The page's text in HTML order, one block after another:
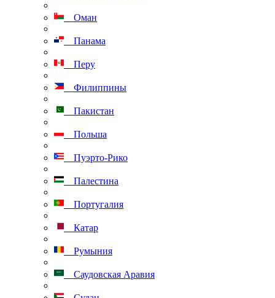
Оман
Панама
Перу
Филиппины
Пакистан
Польша
Пуэрто-Рико
Палестина
Португалия
Катар
Румыния
Саудовская Аравия